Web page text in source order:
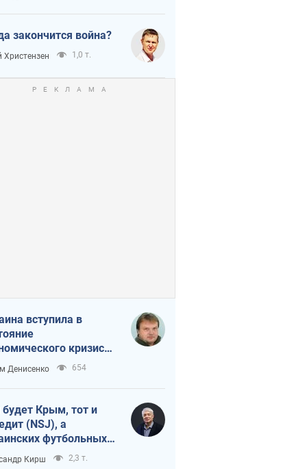
закончится война?
Христензен 1,0 т.
вступила в
кризиса.
ли свет в конце
Денисенко 654
будет Крым, тот и
(NSJ), а
футбольных
могут
Кирш 2,3 т.